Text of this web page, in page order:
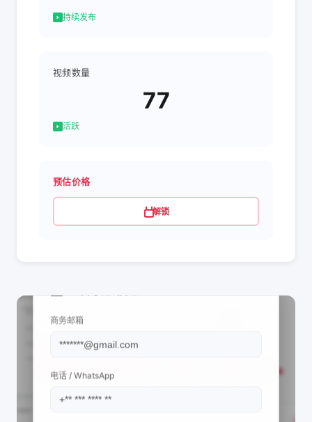
持续发布
视频数量
77
活跃
预估价格
解锁
商务邮箱
电话 / WhatsApp